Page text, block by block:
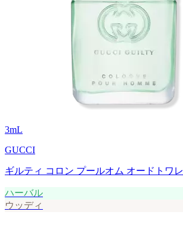
3mL
GUCCI
ギルティ コロン プールオム オードトワレ
ハーバル
ウッディ